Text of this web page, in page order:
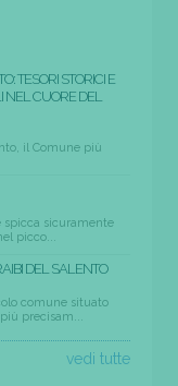
TESORI STORICI E
NEL CUORE DEL
il Comune più
spicca sicuramente
picco...
DEL SALENTO
comune situato
precisam...
vedi tutte